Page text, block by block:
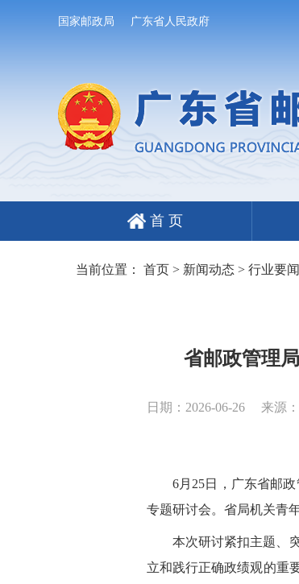
国家邮政局 广东省人民政府
首 页
当前位置： 首页> 新闻动态> 行业要闻
省邮政管理
日期：2026-06-26 来源：
6月25日，广东省邮
专题研讨会。省局机关青
本次研讨紧扣主题、
立和践行正确政绩观的重